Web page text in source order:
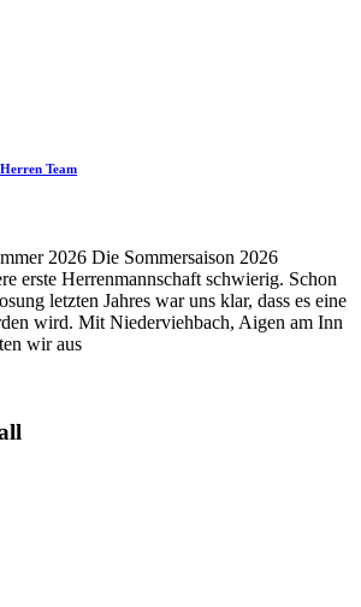
Team
2026 Die Sommersaison 2026
erste Herrenmannschaft schwierig. Schon
letzten Jahres war uns klar, dass es eine
wird. Mit Niederviehbach, Aigen am Inn
wir aus